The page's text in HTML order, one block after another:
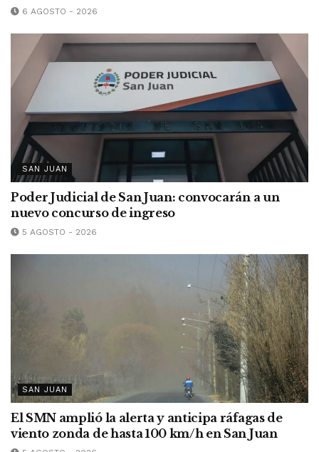
6 AGOSTO - 2026
SAN JUAN
Poder Judicial de San Juan: convocarán a un
nuevo concurso de ingreso
5 AGOSTO - 2026
SAN JUAN
El SMN amplió la alerta y anticipa ráfagas de
viento zonda de hasta 100 km/h en San Juan